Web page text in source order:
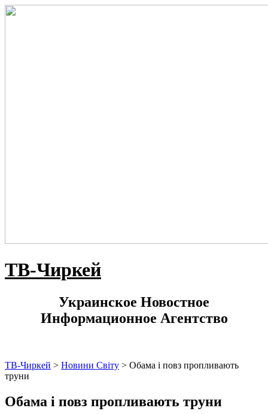
ТВ-Чиркей
Украинское Новостное
Информационное Агентство
ТВ-Чиркей > Новини Світу > Обама і повз пропливають
труни
Обама і повз пропливають труни